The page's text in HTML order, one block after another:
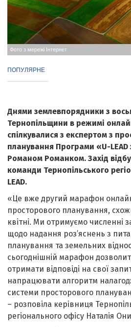
Фото з мережі Інтернет
ПОПУЛЯРНЕ
Днями землевпорядники з
Тернопільщини в режимі
спілкувалися з експертом з
планування Програми «U-
Романом Романком. Захід
команди Тернопільського
LEAD.
«Це вже другий марафон
просторового планування,
квітні. Ми отримуємо численні
щодо надання роз’яснень з
планування та земельних
сьогоднішній марафон
отримати відповіді на свої
напрацювати алгоритм
системи просторового
– розповіла керівниця
регіонального офісу Наталія